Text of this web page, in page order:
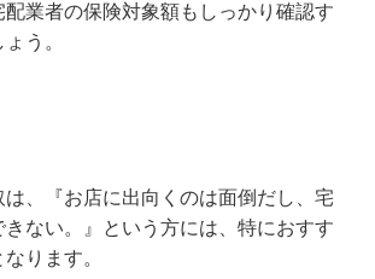
配業者の保険対象額もしっかり確認す
う。
は、『お店に出向くのは面倒だし、宅
きない。』という方には、特におすす
ります。